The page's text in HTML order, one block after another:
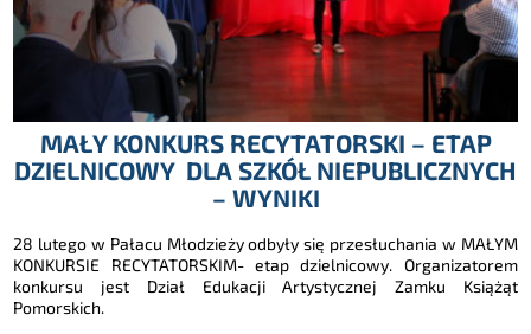
MAŁY KONKURS RECYTATORSKI – ETAP
DZIELNICOWY DLA SZKÓŁ NIEPUBLICZNYCH
– WYNIKI
28 lutego w Pałacu Młodzieży odbyły się przesłuchania w MAŁYM
KONKURSIE RECYTATORSKIM- etap dzielnicowy. Organizatorem
konkursu jest Dział Edukacji Artystycznej Zamku Książąt
Pomorskich.